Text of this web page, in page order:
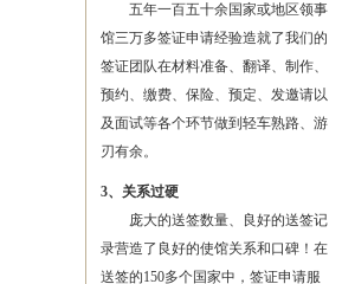
五年一百五十余国家或地区领事
馆三万多签证申请经验造就了我们的
签证团队在材料准备、翻译、制作、
预约、缴费、保险、预定、发邀请以
及面试等各个环节做到轻车熟路、游
刃有余。
3、关系过硬
庞大的送签数量、良好的送签记
录营造了良好的使馆关系和口碑！在
送签的150多个国家中，签证申请服